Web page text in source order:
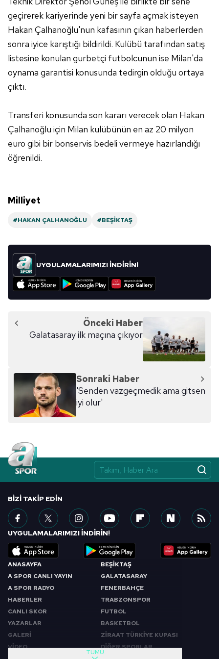
Sitemizde kendimize ve üçüncü kişilere ait çerezler
kullanılmaktadır. Bu çerezler vasıtasıyla çeşitli kişisel
verileriniz işlenmekte olup gerekli olan çerezler bilgi
toplumu hizmetlerinin sunulması amacıyla
kullanılmaktadır. Diğer çerezler, sitemizin daha işlevsel
kılınması ve kişiselleştirilmesi ve sizlere yönelik
reklam/pazarlama faaliyetlerinin yapılması, amaçlarıyla
sınırlı olarak açık rızanız dahilinde kullanılacaktır.
Çerezlere ilişkin tercihlerinizi aşağıda yer alan panel
vasıtasıyla belirleyebilirsiniz. Çerezlere ilişkin detaylı bilgi
için Ayarlar butonuna tıklayabilir,
Çerez Bilgilendirme
Metnimizi
ilgili mevzuata uygun olarak kullanılan çerezlerle ilgili bilgi
geçirerek kariyerinde yeni bir sayfa açmak isteyen
Hakan Çalhanoğlu'nun kafasının çıkan haberlerden
sonra iyice karıştığı bildirildi. Kulübü tarafından satış
listesine konulan gurbetçi futbolcunun ise Milan'da
oynama garantisi konusunda tedirgin olduğu ortaya
çıktı.
Transferi konusunda son kararı verecek olan Hakan
Çalhanoğlu için Milan kulübünün en az 20 milyon
euro gibi bir bonservis bedeli vermeye hazırlandığı
öğrenildi.
Milliyet
#HAKAN ÇALHANOĞLU #BEŞIKTAŞ
UYGULAMALARIMIZI İNDİRİN!
Önceki Haber
Galatasaray ilk maçına çıkıyor
Sonraki Haber
'Senden vazgeçmedik ama gitsen
iyi olur'
ANASAYFA
A SPOR CANLI YAYIN
A SPOR RADYO
HABERLER
CANLI SKOR
YAZARLAR
GALERİ
VİDEO
BEŞİKTAŞ
GALATASARAY
FENERBAHÇE
TRABZONSPOR
FUTBOL
BASKETBOL
ZİRAAT TÜRKİYE KUPASI
DİĞER SPORLAR
TÜMÜ
BIZI TAKIP EDIN
UYGULAMALARIMIZI İNDİRİN!